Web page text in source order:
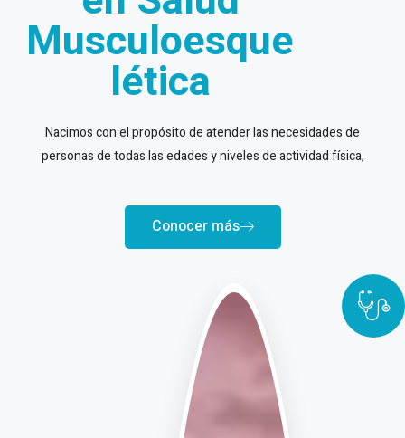
Musculoesque
lética
Nacimos con el propósito de atender las necesidades de
personas de todas las edades y niveles de actividad física,
Conocer más